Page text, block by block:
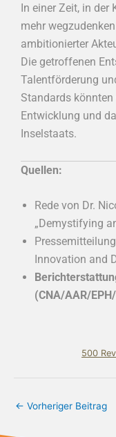
In einer Zeit, in
mehr
ambitionierter
Die getroffenen
Talentförderung
Standards
Entwicklung und
Inselstaats.
Quellen:
Rede von Dr.
„Demystifying
Innovation and
(CNA/AAR/
500
← Vorheriger Beitrag